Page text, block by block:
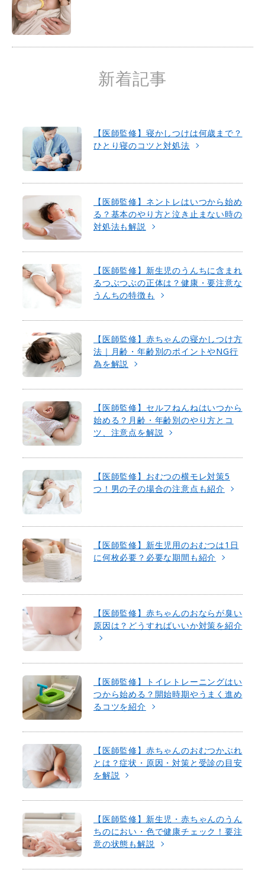
新着記事
【医師監修】寝かしつけは何歳まで？
ひとり寝のコツと対処法
【医師監修】ネントレはいつから始め
る？基本のやり方と泣き止まない時の
対処法も解説
【医師監修】新生児のうんちに含まれ
るつぶつぶの正体は？健康・要注意な
うんちの特徴も
【医師監修】赤ちゃんの寝かしつけ方
法｜月齢・年齢別のポイントやNG行
為を解説
【医師監修】セルフねんねはいつから
始める？月齢・年齢別のやり方とコ
ツ、注意点を解説
【医師監修】おむつの横モレ対策5
つ！男の子の場合の注意点も紹介
【医師監修】新生児用のおむつは1日
に何枚必要？必要な期間も紹介
【医師監修】赤ちゃんのおならが臭い
原因は？どうすればいいか対策を紹介
【医師監修】トイレトレーニングはい
つから始める？開始時期やうまく進め
るコツを紹介
【医師監修】赤ちゃんのおむつかぶれ
とは？症状・原因・対策と受診の目安
を解説
【医師監修】新生児・赤ちゃんのうん
ちのにおい・色で健康チェック！要注
意の状態も解説